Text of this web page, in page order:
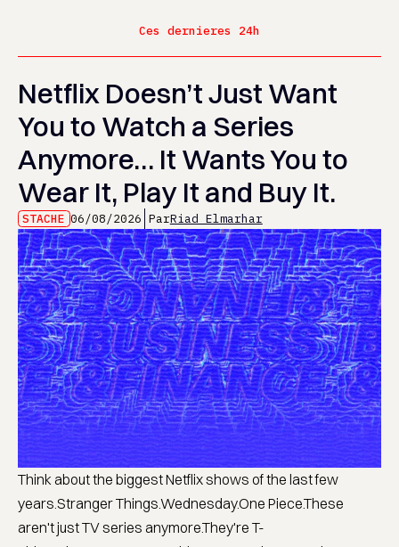
Ces dernieres 24h
Netflix Doesn’t Just Want
You to Watch a Series
Anymore… It Wants You to
Wear It, Play It and Buy It.
STACHE 06/08/2026 ParRiad Elmarhar
Think about the biggest Netflix shows of the last few
years.Stranger Things.Wednesday.One Piece.These
aren't just TV series anymore.They're T-